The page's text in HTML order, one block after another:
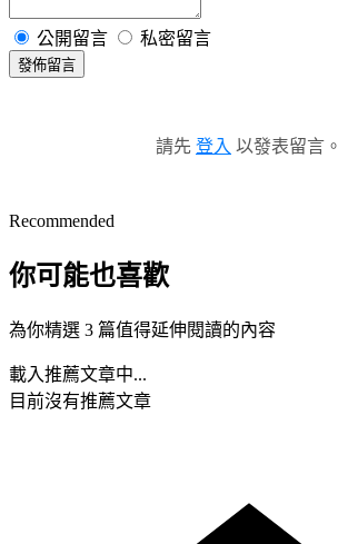
公開留言 私密留言
發佈留言
請先 登入 以發表留言。
Recommended
你可能也喜歡
為你精選 3 篇值得延伸閱讀的內容
載入推薦文章中...
目前沒有推薦文章